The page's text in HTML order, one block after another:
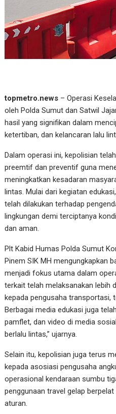
topmetro.news – Operasi
oleh Polda Sumut dan Satwil
hasil yang signifikan dalam
ketertiban, dan kelancaran lalu
Dalam operasi ini, kepolisian
preemtif dan preventif guna
meningkatkan kesadaran
lintas. Mulai dari kegiatan
telah dilakukan terhadap
lingkungan demi terciptanya
dan aman.
Plt Kabid Humas Polda Sumut
Pinem SIK MH mengungkapkan
menjadi fokus utama dalam
terkait telah melaksanakan lebih
kepada pengusaha transportasi,
Berbagai media edukasi juga
pamflet, dan video di media
berlalu lintas,” ujarnya.
Selain itu, kepolisian juga terus
kepada asosiasi pengusaha
operasional kendaraan sumbu
penggunaan travel gelap
aturan.